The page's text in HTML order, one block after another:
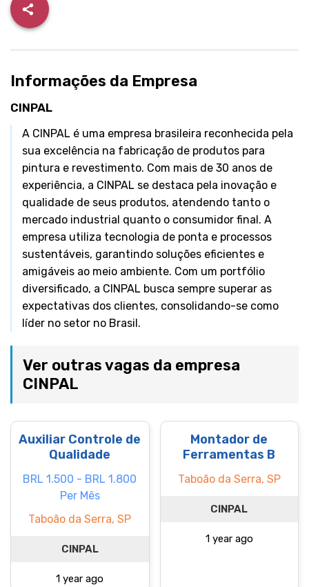
Informações da Empresa
CINPAL
A CINPAL é uma empresa brasileira reconhecida pela
sua excelência na fabricação de produtos para
pintura e revestimento. Com mais de 30 anos de
experiência, a CINPAL se destaca pela inovação e
qualidade de seus produtos, atendendo tanto o
mercado industrial quanto o consumidor final. A
empresa utiliza tecnologia de ponta e processos
sustentáveis, garantindo soluções eficientes e
amigáveis ao meio ambiente. Com um portfólio
diversificado, a CINPAL busca sempre superar as
expectativas dos clientes, consolidando-se como
líder no setor no Brasil.
Ver outras vagas da empresa
CINPAL
Auxiliar Controle de
Qualidade
BRL 1.500 - BRL 1.800
Per Mês
Taboão da Serra, SP
CINPAL
1 year ago
Montador de
Ferramentas B
Taboão da Serra, SP
CINPAL
1 year ago